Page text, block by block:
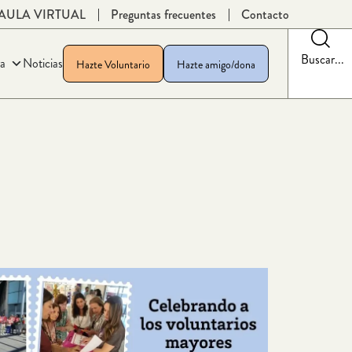
VIRTUAL Preguntas frecuentes Contacto
Noticias Hazte Voluntario Hazte amigo/dona Buscar...